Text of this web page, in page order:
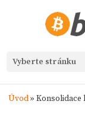
Vyberte stránku
Úvod» Konsolidace